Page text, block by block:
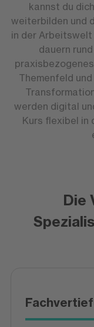
kannst du
weiterbilden und
in der Arbeitswelt
dauern
Themenfeld
werden digital
Kurs flexibel in
Die